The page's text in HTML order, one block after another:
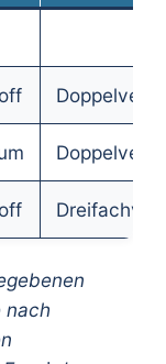
nach